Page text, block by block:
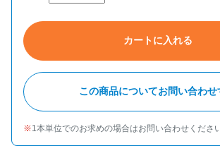
カートに入れる
この商品についてお問い合わせ
1本単位でのお求めの場合はお問い合わせください